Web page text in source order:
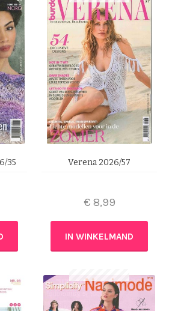
35 Verena 2026/57
€ 8,99
IN WINKELMAND